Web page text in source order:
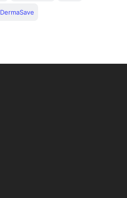
DermaSave